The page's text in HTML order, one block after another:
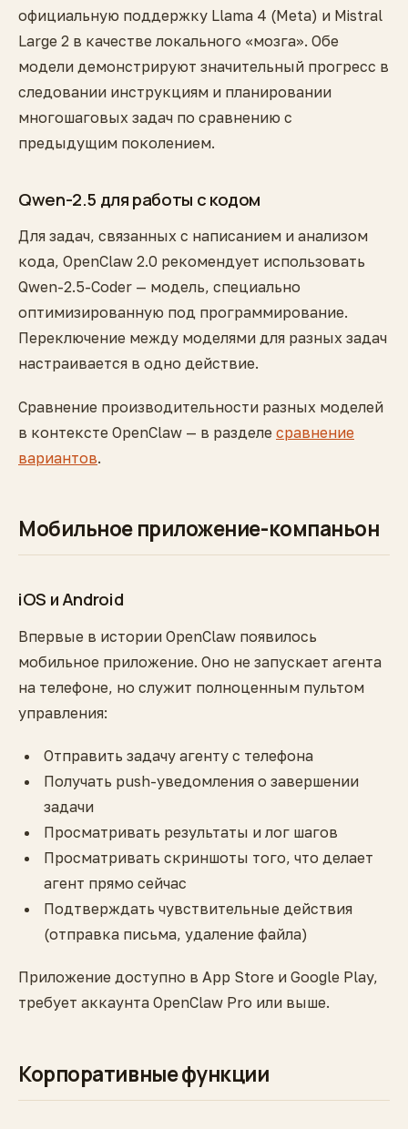
официальную поддержку Llama 4 (Meta) и Mistral
Large 2 в качестве локального «мозга». Обе
модели демонстрируют значительный прогресс в
следовании инструкциям и планировании
многошаговых задач по сравнению с
предыдущим поколением.
Qwen-2.5 для работы с кодом
Для задач, связанных с написанием и анализом
кода, OpenClaw 2.0 рекомендует использовать
Qwen-2.5-Coder — модель, специально
оптимизированную под программирование.
Переключение между моделями для разных задач
настраивается в одно действие.
Сравнение производительности разных моделей
в контексте OpenClaw — в разделе сравнение
вариантов.
Мобильное приложение-компаньон
iOS и Android
Впервые в истории OpenClaw появилось
мобильное приложение. Оно не запускает агента
на телефоне, но служит полноценным пультом
управления:
Отправить задачу агенту с телефона
Получать push-уведомления о завершении
задачи
Просматривать результаты и лог шагов
Просматривать скриншоты того, что делает
агент прямо сейчас
Подтверждать чувствительные действия
(отправка письма, удаление файла)
Приложение доступно в App Store и Google Play,
требует аккаунта OpenClaw Pro или выше.
Корпоративные функции